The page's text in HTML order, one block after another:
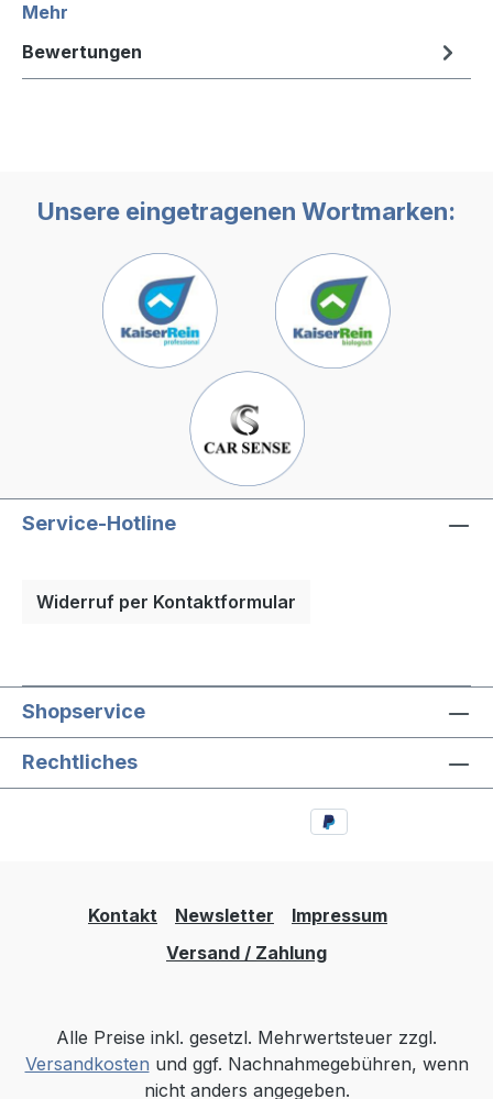
Mehr
Bewertungen
Unsere eingetragenen Wortmarken:
Service-Hotline
Widerruf per Kontaktformular
Shopservice
Rechtliches
Kontakt Newsletter
Impressum
Versand / Zahlung
Alle Preise inkl. gesetzl. Mehrwertsteuer zzgl.
Versandkosten und ggf. Nachnahmegebühren, wenn
nicht anders angegeben.